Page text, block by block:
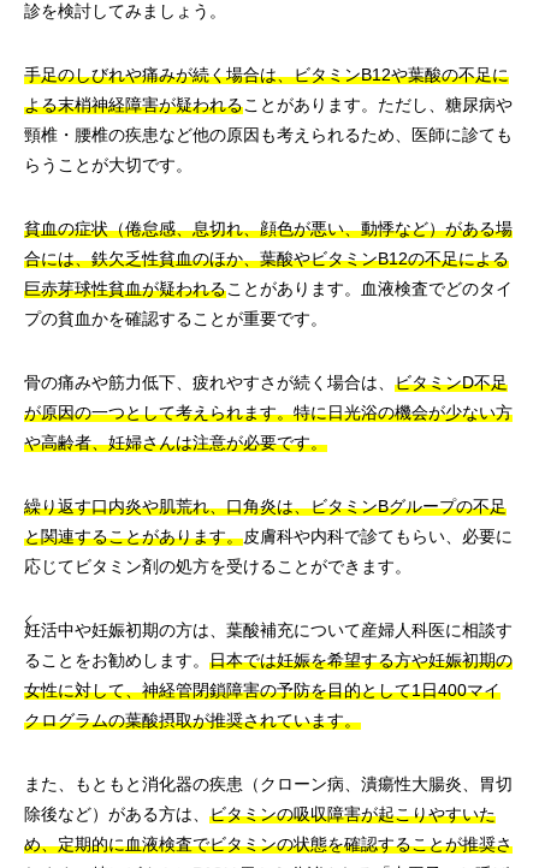
診を検討してみましょう。
手足のしびれや痛みが続く場合は、ビタミンB12や葉酸の不足に
よる末梢神経障害が疑われることがあります。ただし、糖尿病や
頸椎・腰椎の疾患など他の原因も考えられるため、医師に診ても
らうことが大切です。
貧血の症状（倦怠感、息切れ、顔色が悪い、動悸など）がある場
合には、鉄欠乏性貧血のほか、葉酸やビタミンB12の不足による
巨赤芽球性貧血が疑われることがあります。血液検査でどのタイ
プの貧血かを確認することが重要です。
骨の痛みや筋力低下、疲れやすさが続く場合は、 ビタミンD不足
が原因の一つとして考えられます。特に日光浴の機会が少ない方
や高齢者、妊婦さんは注意が必要です。
繰り返す口内炎や肌荒れ、口角炎は、ビタミンBグループの不足
と関連することがあります。皮膚科や内科で診てもらい、必要に
応じてビタミン剤の処方を受けることができます。
妊活中や妊娠初期の方は、葉酸補充について産婦人科医に相談す
ることをお勧めします。 日本では妊娠を希望する方や妊娠初期の
女性に対して、神経管閉鎖障害の予防を目的として1日400マイ
クログラムの葉酸摂取が推奨されています。
また、もともと消化器の疾患（クローン病、潰瘍性大腸炎、胃切
除後など）がある方は、 ビタミンの吸収障害が起こりやすいた
め、定期的に血液検査でビタミンの状態を確認することが推奨さ